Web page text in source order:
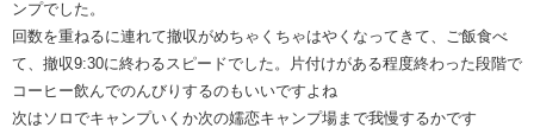
ンプでした。
回数を重ねるに連れて撤収がめちゃくちゃはやくなってきて、ご飯食べ
て、撤収9:30に終わるスピードでした。片付けがある程度終わった段階で
コーヒー飲んでのんびりするのもいいですよね
次はソロでキャンプいくか次の嬬恋キャンプ場まで我慢するかです